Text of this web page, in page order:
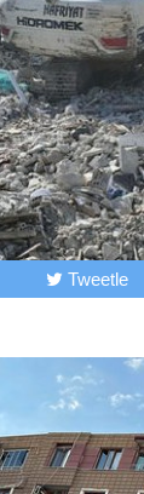
Tweetle